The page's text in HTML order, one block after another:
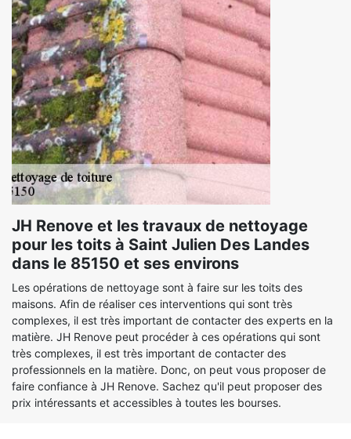
JH Renove et les travaux de nettoyage
pour les toits à Saint Julien Des Landes
dans le 85150 et ses environs
Les opérations de nettoyage sont à faire sur les toits des
maisons. Afin de réaliser ces interventions qui sont très
complexes, il est très important de contacter des experts en la
matière. JH Renove peut procéder à ces opérations qui sont
très complexes, il est très important de contacter des
professionnels en la matière. Donc, on peut vous proposer de
faire confiance à JH Renove. Sachez qu'il peut proposer des
prix intéressants et accessibles à toutes les bourses.